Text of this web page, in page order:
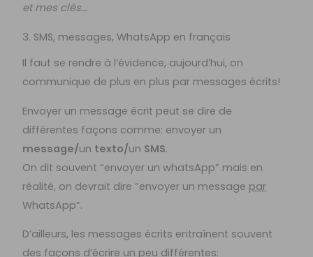
et mes clés…
3. SMS, messages, WhatsApp en français
Il faut se rendre à l’évidence, aujourd’hui, on
communique de plus en plus par messages écrits!
Envoyer un message écrit peut se dire de
différentes façons comme: envoyer un
message/un texto/un SMS.
On dit souvent “envoyer un whatsApp” mais en
réalité, on devrait dire “envoyer un message par
WhatsApp”.
D’ailleurs, les messages écrits entraînent souvent
des façons d’écrire un peu différentes: